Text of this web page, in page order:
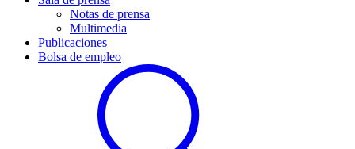
Notas de prensa
Multimedia
Publicaciones
Bolsa de empleo